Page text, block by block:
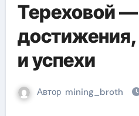
Тереховой
достижения,
и успехи
Автор mining_broth